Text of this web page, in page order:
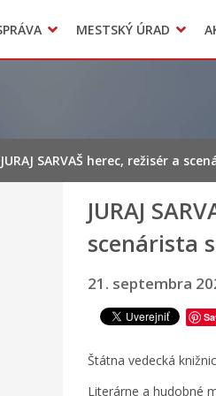
MESTSKÝ ÚRAD
Municipal office
JURAJ SARVAŠ herec, režisér a
JURAJ
scenárista
21. septembra
Štátna vedecká
Literárne a hudobné